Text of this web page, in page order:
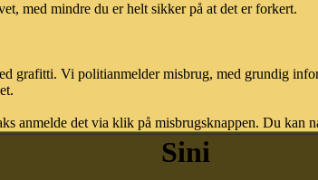
med mindre du er helt sikker på at det er forkert.
grafitti. Vi politianmelder misbrug, med grundig
anmelde det via klik på misbrugsknappen. Du kan
Sini